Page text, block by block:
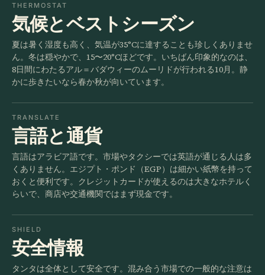
THERMOSTAT
気候とベストシーズン
夏は暑く湿度も高く、気温が35°Cに達することも珍しくありませ
ん。冬は穏やかで、15〜20°Cほどです。いちばん印象的なのは、
8日間にわたるアル＝バダウィーのムーリドが行われる10月。静
かに歩きたいなら春か秋が向いています。
TRANSLATE
言語と通貨
言語はアラビア語です。市場やタクシーでは英語が通じる人は多
くありません。エジプト・ポンド（EGP）は細かい紙幣を持って
おくと便利です。クレジットカードが使えるのは大きなホテルく
らいで、商店や交通機関ではまず現金です。
SHIELD
安全情報
タンタは全体として安全です。混み合う市場での一般的な注意は